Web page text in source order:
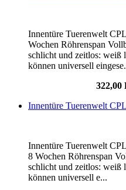
Innentüre Tuerenwelt
Wochen Röhrenspan
schlicht und zeitlos: weiß
können universell
322,00
Innentüre Tuerenwelt
Innentüre Tuerenwelt
8 Wochen Röhrenspan
schlicht und zeitlos: weiß
können universell e...